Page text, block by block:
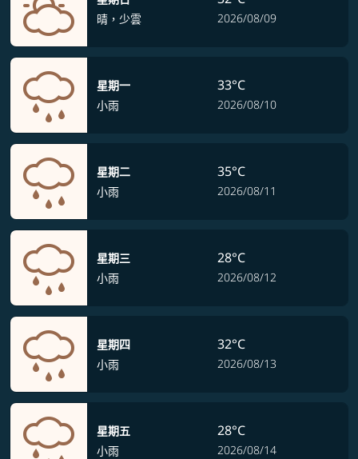
晴，少雲
2026/08/09
星期一
小雨
33°C
2026/08/10
星期二
小雨
35°C
2026/08/11
星期三
小雨
28°C
2026/08/12
星期四
小雨
32°C
2026/08/13
星期五
小雨
28°C
2026/08/14